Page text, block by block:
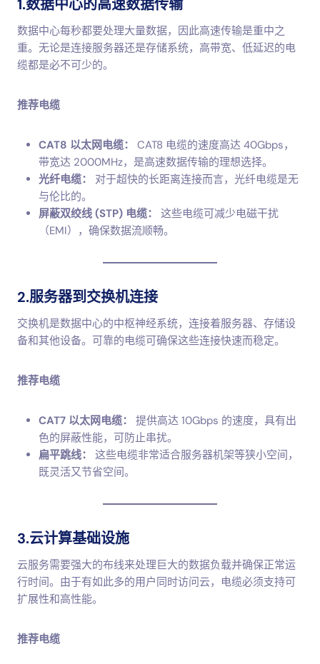
1.数据中心的高速数据传输
数据中心每秒都要处理大量数据，因此高速传输是重中之
重。无论是连接服务器还是存储系统，高带宽、低延迟的电
缆都是必不可少的。
推荐电缆
CAT8 以太网电缆：
CAT8 电缆的速度高达 40Gbps，
带宽达 2000MHz，是高速数据传输的理想选择。
光纤电缆：
对于超快的长距离连接而言，光纤电缆是无
与伦比的。
屏蔽双绞线 (STP) 电缆：
这些电缆可减少电磁干扰
（EMI），确保数据流顺畅。
2.服务器到交换机连接
交换机是数据中心的中枢神经系统，连接着服务器、存储设
备和其他设备。可靠的电缆可确保这些连接快速而稳定。
推荐电缆
CAT7 以太网电缆：
提供高达 10Gbps 的速度，具有出
色的屏蔽性能，可防止串扰。
扁平跳线：
这些电缆非常适合服务器机架等狭小空间，
既灵活又节省空间。
3.云计算基础设施
云服务需要强大的布线来处理巨大的数据负载并确保正常运
行时间。由于有如此多的用户同时访问云，电缆必须支持可
扩展性和高性能。
推荐电缆